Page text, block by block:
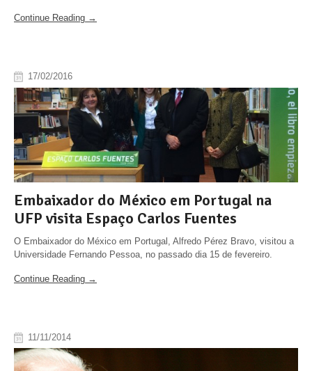
Continue Reading →
17/02/2016
Embaixador do México em Portugal na
UFP visita Espaço Carlos Fuentes
O Embaixador do México em Portugal, Alfredo Pérez Bravo, visitou a
Universidade Fernando Pessoa, no passado dia 15 de fevereiro.
Continue Reading →
11/11/2014